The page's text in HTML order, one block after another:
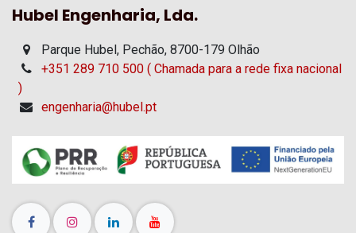
Hubel Engenharia, Lda.
Parque Hubel, Pechão, 8700-179 Olhão
+351 289 710 500 ( Chamada para a rede fixa nacional
)
engenharia@hubel.pt